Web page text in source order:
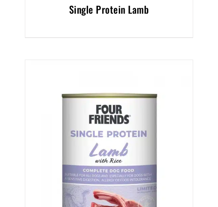
Single Protein Lamb